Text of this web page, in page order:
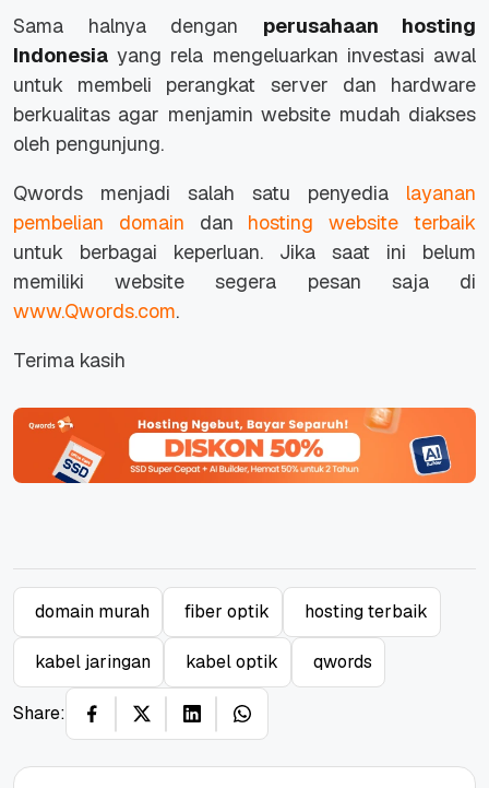
Sama halnya dengan perusahaan hosting
Indonesia yang rela mengeluarkan investasi awal
untuk membeli perangkat server dan hardware
berkualitas agar menjamin website mudah diakses
oleh pengunjung.
Qwords menjadi salah satu penyedia layanan
pembelian domain dan hosting website terbaik
untuk berbagai keperluan. Jika saat ini belum
memiliki website segera pesan saja di
www.Qwords.com.
Terima kasih
domain murah fiber optik hosting terbaik
kabel jaringan kabel optik qwords
Share: